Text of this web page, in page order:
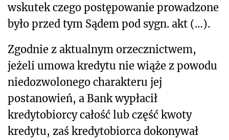
wskutek czego postępowanie prowadzone
było przed tym Sądem pod sygn. akt (…).
Zgodnie z aktualnym orzecznictwem,
jeżeli umowa kredytu nie wiąże z powodu
niedozwolonego charakteru jej
postanowień, a Bank wypłacił
kredytobiorcy całość lub część kwoty
kredytu, zaś kredytobiorca dokonywał